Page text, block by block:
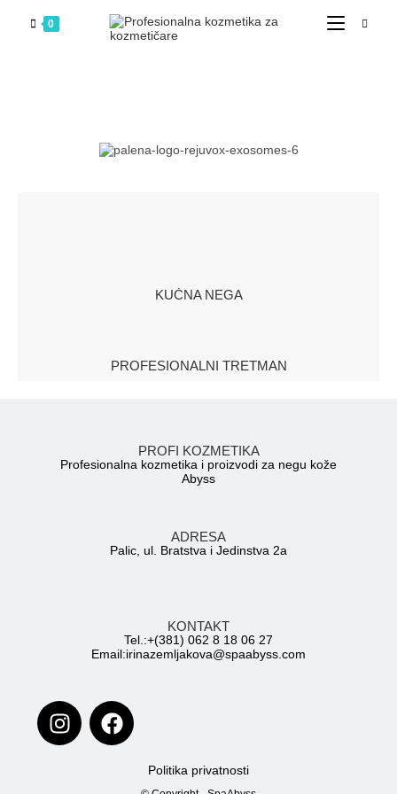
0
KUĆNA NEGA
PROFESIONALNI TRETMAN
PROFI KOZMETIKA
Profesionalna kozmetika i proizvodi za negu kože
Abyss
ADRESA
Palic, ul. Bratstva i Jedinstva 2a
KONTAKT
Tel.:+(381) 062 8 18 06 27
Email:irinazemljakova@spaabyss.com
Politika privatnosti